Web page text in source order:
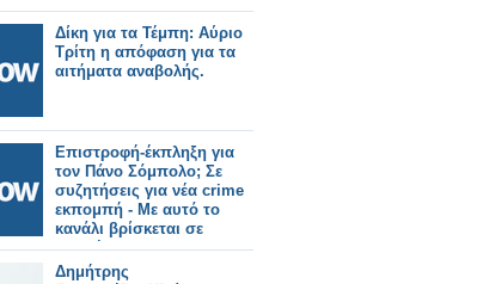
Δίκη για τα Τέμπη: Αύριο
Τρίτη η απόφαση για τα
αιτήματα αναβολής.
Επιστροφή-έκπληξη για
τον Πάνο Σόμπολο; Σε
συζητήσεις για νέα crime
εκπομπή - Με αυτό το
κανάλι βρίσκεται σε
επαφές
Δημήτρης